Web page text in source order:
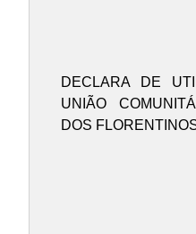
DECLARA DE
UNIÃO
DOS